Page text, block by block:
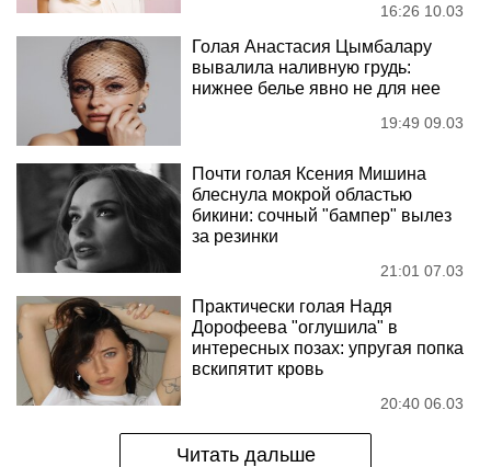
16:26 10.03
Голая Анастасия Цымбалару
вывалила наливную грудь:
нижнее белье явно не для нее
19:49 09.03
Почти голая Ксения Мишина
блеснула мокрой областью
бикини: сочный "бампер" вылез
за резинки
21:01 07.03
Практически голая Надя
Дорофеева "оглушила" в
интересных позах: упругая попка
вскипятит кровь
20:40 06.03
Читать дальше